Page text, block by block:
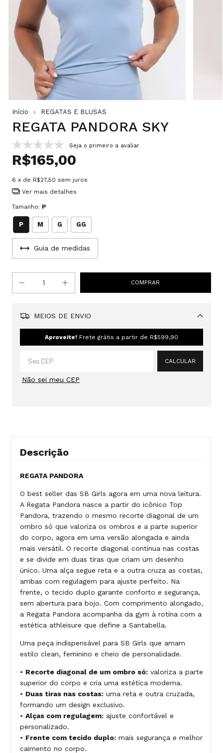
Início REGATAS E BLUSAS
REGATA PANDORA SKY
Seja o primeiro a avaliar
R$165,00
6 x de R$27,50 sem juros
Ver mais detalhes
Tamanho: P
P M G GG
Guia de medidas
MEIOS DE ENVIO
Aproveite! Frete grátis a partir de R$599,90
CALCULAR
Não sei meu CEP
Descrição
REGATA PANDORA
O best seller das SB Girls agora em uma nova leitura.
A Regata Pandora nasce a partir do icônico Top
Pandora, trazendo o mesmo recorte diagonal de um
ombro só que valoriza os ombros e a parte superior
do corpo, agora em uma versão alongada e ainda
mais versátil. O recorte diagonal continua nas costas
e se divide em duas tiras que criam um desenho
único. Uma alça segue reta e a outra cruza as costas,
ambas com regulagem para ajuste perfeito. Na
frente, o tecido duplo garante conforto e segurança,
sem abertura para bojo. Com comprimento alongado,
a Regata Pandora acompanha da gym à rotina com a
estética athleisure que define a Santabella.
Uma peça indispensável para SB Girls que amam
estilo clean, feminino e cheio de personalidade.
• Recorte diagonal de um ombro só: valoriza a parte
superior do corpo e cria uma estética moderna.
• Duas tiras nas costas: uma reta e outra cruzada,
formando um design exclusivo.
• Alças com regulagem: ajuste confortável e
personalizado.
• Frente com tecido duplo: mais segurança e melhor
caimento no corpo.